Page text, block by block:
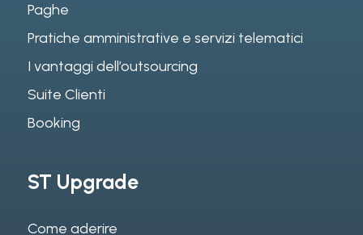
Paghe
Pratiche amministrative e servizi telematici
I vantaggi dell’outsourcing
Suite Clienti
Booking
ST Upgrade
Come aderire